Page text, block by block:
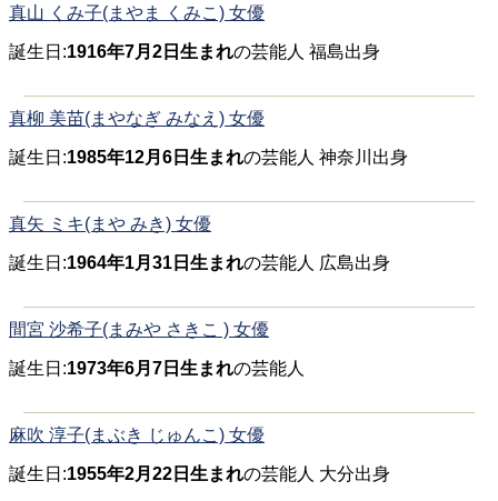
真山 くみ子(まやま くみこ) 女優
誕生日:1916年7月2日生まれの芸能人 福島出身
真柳 美苗(まやなぎ みなえ) 女優
誕生日:1985年12月6日生まれの芸能人 神奈川出身
真矢 ミキ(まや みき) 女優
誕生日:1964年1月31日生まれの芸能人 広島出身
間宮 沙希子(まみや さきこ ) 女優
誕生日:1973年6月7日生まれの芸能人
麻吹 淳子(まぶき じゅんこ) 女優
誕生日:1955年2月22日生まれの芸能人 大分出身